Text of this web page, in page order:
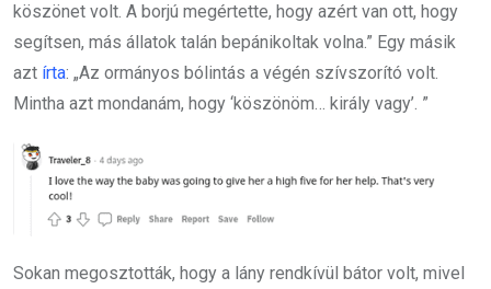
köszönet volt. A borjú megértette, hogy azért van ott, hogy
segítsen, más állatok talán bepánikoltak volna.” Egy másik
azt írta: „Az ormányos bólintás a végén szívszorító volt.
Mintha azt mondanám, hogy ‘köszönöm… király vagy’. ”
Sokan megosztották, hogy a lány rendkívül bátor volt, mivel